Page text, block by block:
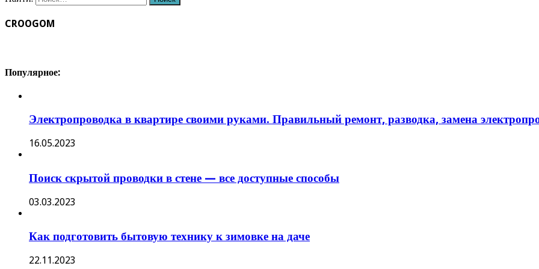
CROOGOM
Популярное:
Электропроводка в квартире своими руками. Правильный ремонт, разводка, замена
16.05.2023
Поиск скрытой проводки в стене — все доступные способы
03.03.2023
Как подготовить бытовую технику к зимовке на даче
22.11.2023